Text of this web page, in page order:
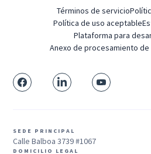
Términos de servicio
Política de uso aceptable
Plataforma para
Anexo de procesamiento
SEDE PRINCIPAL
Calle Balboa 3739 #1067
DOMICILIO LEGAL